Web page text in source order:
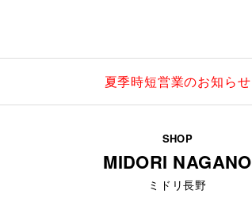
夏季時短営業のお知らせ
SHOP
MIDORI NAGANO
ミドリ長野